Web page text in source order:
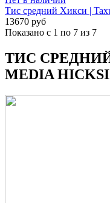
Тис средний Хикси |
13670 руб
Показано с 1 по 7 из 7
ТИС СРЕДНИЙ
MEDIA